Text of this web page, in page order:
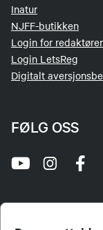
Inatur
NJFF-butikken
Login for redaktører
Login LetsReg
Digitalt
FØLG OSS